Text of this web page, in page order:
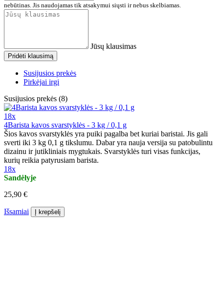
nebūtinas. Jis naudojamas tik atsakymui siųsti ir nebus skelbiamas.
Jūsų klausimas
Pridėti klausimą
Susijusios prekės
Pirkėjai irgi
Susijusios prekės (8)
18x
4Barista kavos svarstyklės - 3 kg / 0,1 g
Šios kavos svarstyklės yra puiki pagalba bet kuriai baristai. Jis gali
sverti iki 3 kg 0,1 g tikslumu. Dabar yra nauja versija su patobulintu
dizainu ir jutikliniais mygtukais. Svarstyklės turi visas funkcijas,
kurių reikia patyrusiam barista.
18x
Sandėlyje
25,90 €
Išsamiai Į krepšelį